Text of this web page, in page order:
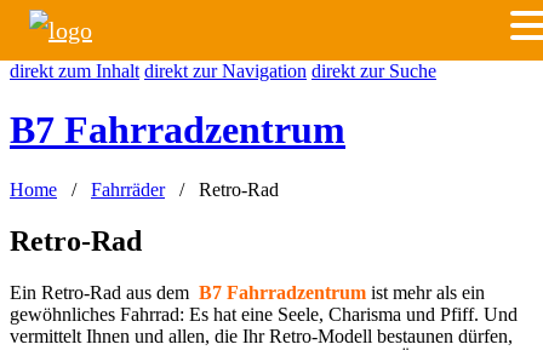
direkt zum Inhalt direkt zur Navigation direkt zur Suche
B7 Fahrradzentrum
Home / Fahrräder/ Retro-Rad
Retro-Rad
Ein Retro-Rad aus dem B7 Fahrradzentrum ist mehr als ein
gewöhnliches Fahrrad: Es hat eine Seele, Charisma und Pfiff. Und
vermittelt Ihnen und allen, die Ihr Retro-Modell bestaunen dürfen,